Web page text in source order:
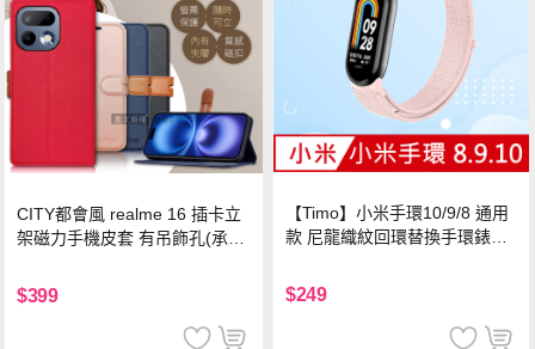
CITY都會風 realme 16 插卡立
架磁力手機皮套 有吊飾孔(承諾
$399
【Timo】小米手環10/9/8 通用
款 尼龍織紋回環替換手環錶帶-
$249